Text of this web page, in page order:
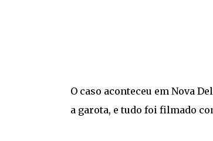
O caso aconteceu em Nova
a garota, e tudo foi filmado